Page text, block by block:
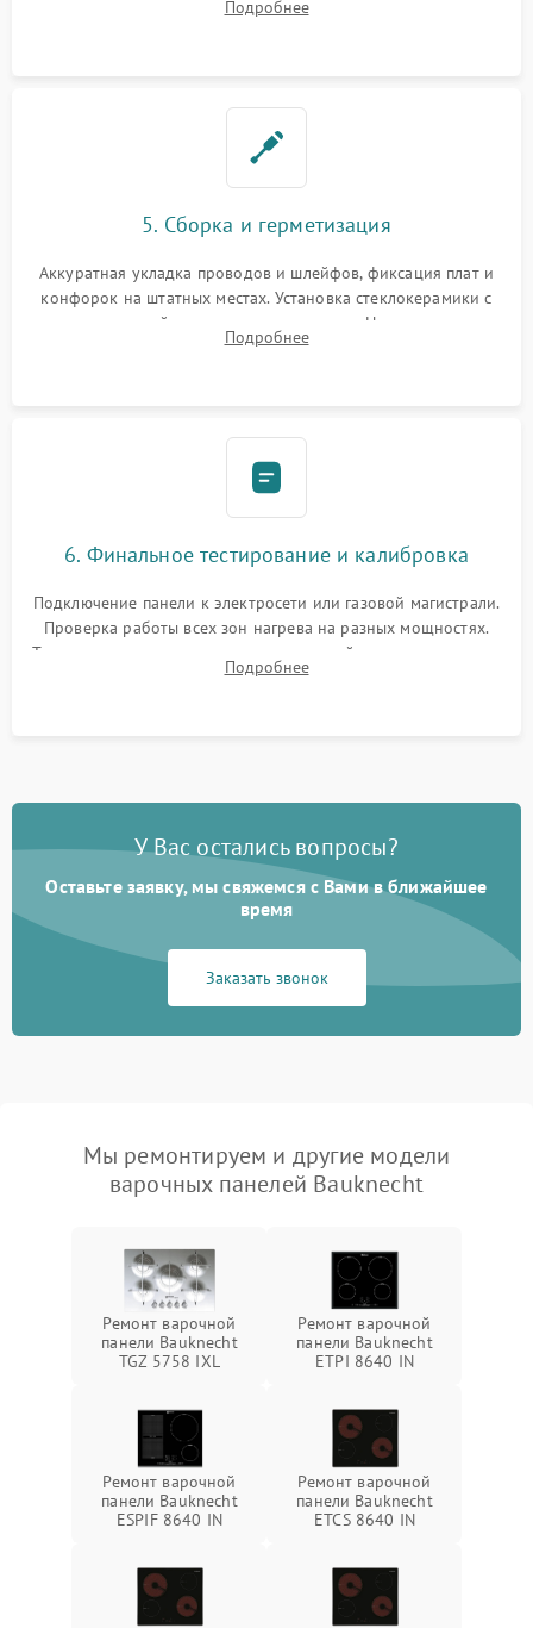
дорожек. Очистка контактов и замена поврежденной
Подробнее
5. Сборка и герметизация
Аккуратная укладка проводов и шлейфов, фиксация плат и
конфорок на штатных местах. Установка стеклокерамики с
проверкой равномерности зазоров. Нанесение
термостойкого герметика или укладка уплотнительной
Подробнее
6. Финальное тестирование и калибровка
Подключение панели к электросети или газовой магистрали.
Проверка работы всех зон нагрева на разных мощностях.
Тестирование сенсорного управления, таймера, индикаторов
остаточного тепла и систем защиты от перегрева.
Подробнее
У Вас остались вопросы?
Оставьте заявку, мы свяжемся с Вами в ближайшее
время
Заказать звонок
Мы ремонтируем и другие модели
варочных панелей Bauknecht
Ремонт варочной
панели Bauknecht
TGZ 5758 IXL
Ремонт варочной
панели Bauknecht
ETPI 8640 IN
Ремонт варочной
панели Bauknecht
ESPIF 8640 IN
Ремонт варочной
панели Bauknecht
ETCS 8640 IN